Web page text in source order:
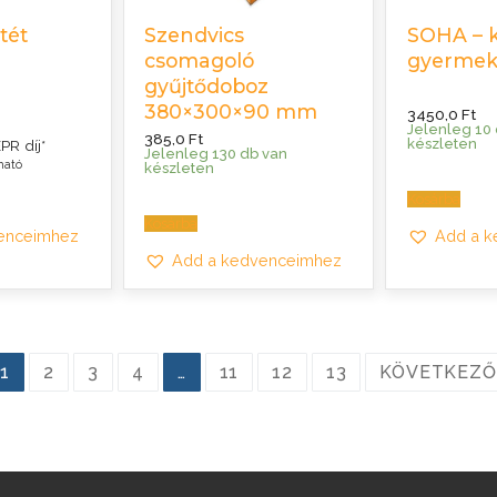
díj*
Szendvics
csomagoló
gyűjtődoboz
380×300×90 mm
385,0Ft
Jelenleg 130 db van
készleten
Add a kedvenceimhez
SOHA –
gyermek
3450,0 Ft
Jelenleg 10
készleten
Add a
1 2 3 4 … 11 12 13 KÖVETKEZŐ